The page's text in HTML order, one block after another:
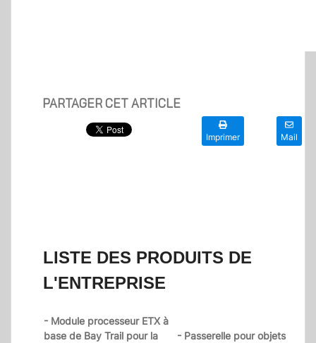
PARTAGER CET ARTICLE
Imprimer Mail
LISTE DES PRODUITS DE
L'ENTREPRISE
- Module processeur ETX à
base de Bay Trail pour la
- Passerelle pour objets